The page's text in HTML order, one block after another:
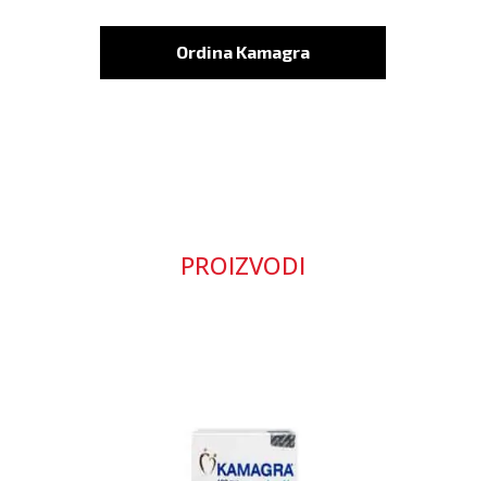
Ordina Kamagra
PROIZVODI